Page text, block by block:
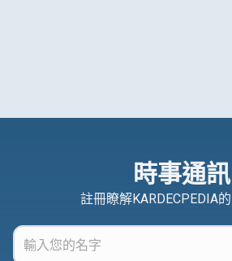
時事通訊
註冊瞭解KARDECPEDIA